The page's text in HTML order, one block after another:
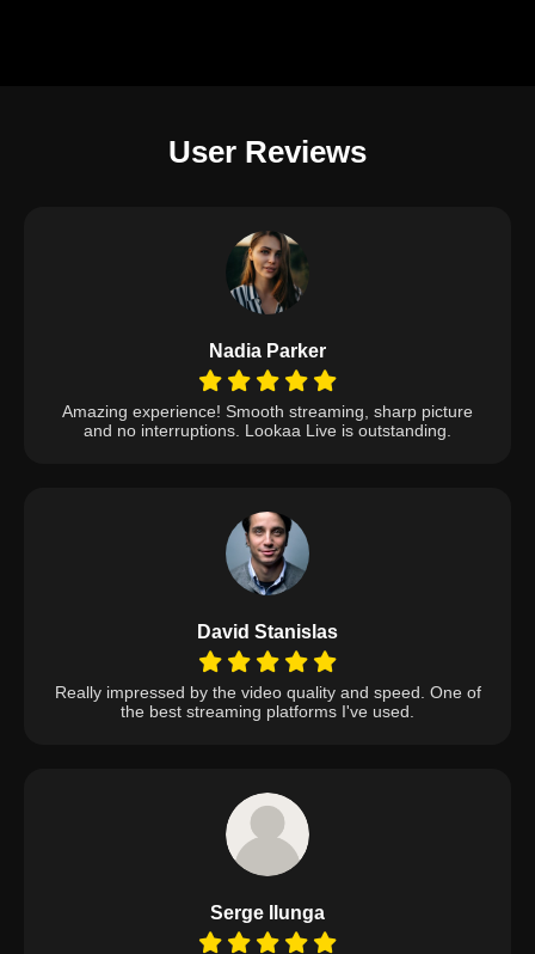
User Reviews
Nadia Parker
Amazing experience! Smooth streaming, sharp picture
and no interruptions. Lookaa Live is outstanding.
David Stanislas
Really impressed by the video quality and speed. One of
the best streaming platforms I've used.
Serge Ilunga